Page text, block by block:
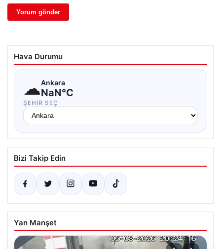
Hava Durumu
☁Ankara
NaN°C
ŞEHIR SEÇ
Bizi Takip Edin
Yan Manşet